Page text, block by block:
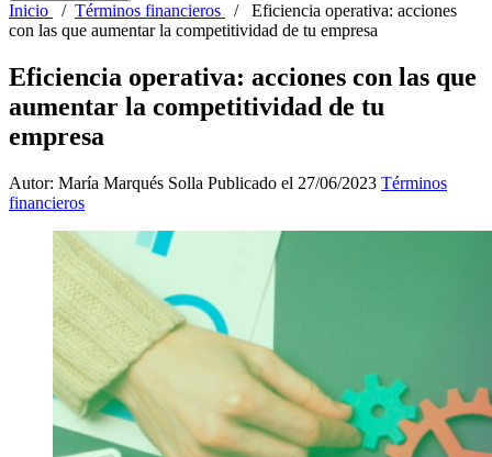
Inicio / Términos financieros / Eficiencia operativa: acciones
con las que aumentar la competitividad de tu empresa
Eficiencia operativa: acciones con las que
aumentar la competitividad de tu
empresa
Autor: María Marqués Solla Publicado el 27/06/2023 Términos
financieros